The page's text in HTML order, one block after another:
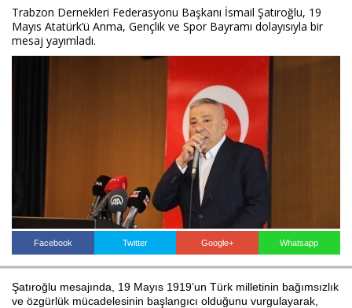
Trabzon Dernekleri Federasyonu Başkanı İsmail Şatıroğlu, 19
Mayıs Atatürk’ü Anma, Gençlik ve Spor Bayramı dolayısıyla bir
mesaj yayımladı.
Facebook Twitter Google+ Whatsapp
Şatıroğlu mesajında, 19 Mayıs 1919’un Türk milletinin bağımsızlık
ve özgürlük mücadelesinin başlangıcı olduğunu vurgulayarak,
ANKETLER
FOTO GALERİ
VİDEO GALERİ
KÜNYE
İLETİŞİM